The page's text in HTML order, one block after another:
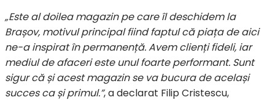
„Este al doilea magazin pe care îl deschidem la
Brașov, motivul principal fiind faptul că piața de aici
ne-a inspirat în permanență. Avem clienți fideli, iar
mediul de afaceri este unul foarte performant. Sunt
sigur că și acest magazin se va bucura de același
succes ca și primul.”, a declarat Filip Cristescu,